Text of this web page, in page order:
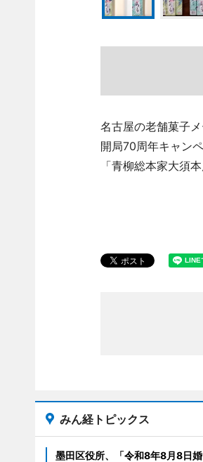
名古屋の老舗菓子
開局70周年キャン
「青柳総本家大須
みん経トピックス
墨田区役所、「令和8年8月8日